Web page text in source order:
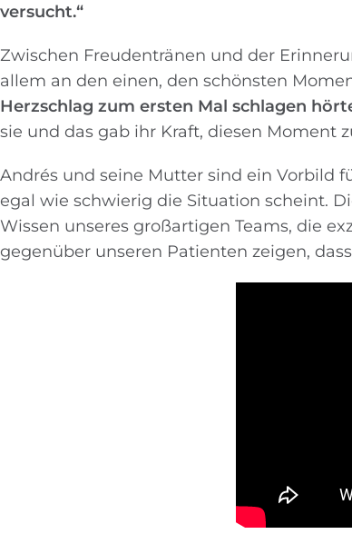
versucht.“
Zwischen Freudentränen und der
allem an den einen, den schönsten
Herzschlag zum ersten Mal schlagen
sie und das gab ihr Kraft, diesen Moment
Andrés und seine Mutter sind ein Vorbild
egal wie schwierig die Situation scheint.
Wissen unseres großartigen Teams, die
gegenüber unseren Patienten zeigen,